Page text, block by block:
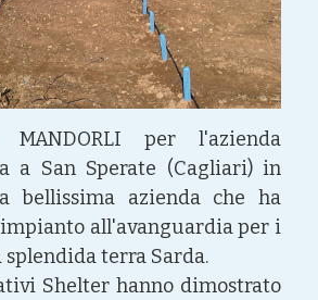
per l'azienda
a San Sperate (Cagliari) in
bellissima azienda che ha
all'avanguardia per i
terra Sarda.
Shelter hanno dimostrato